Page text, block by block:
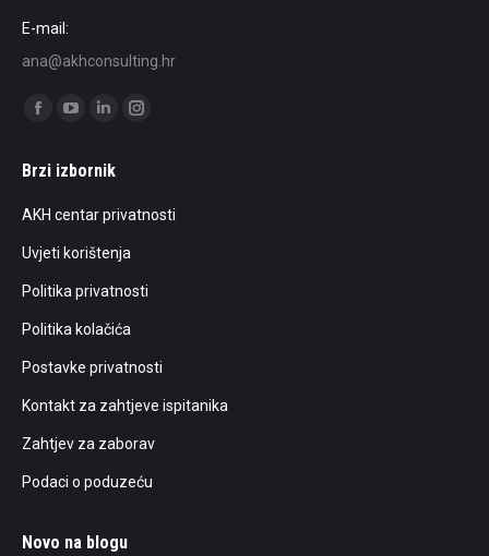
E-mail:
ana@akhconsulting.hr
Find us on:
Facebook
opens
in
window
YouTube
opens
in
window
Linkedin
opens
window
Instagram
in
Brzi izbornik
AKH centar privatnosti
Uvjeti korištenja
Politika privatnosti
Politika kolačića
Postavke privatnosti
Kontakt za zahtjeve ispitanika
Zahtjev za zaborav
Podaci o poduzeću
Novo na blogu